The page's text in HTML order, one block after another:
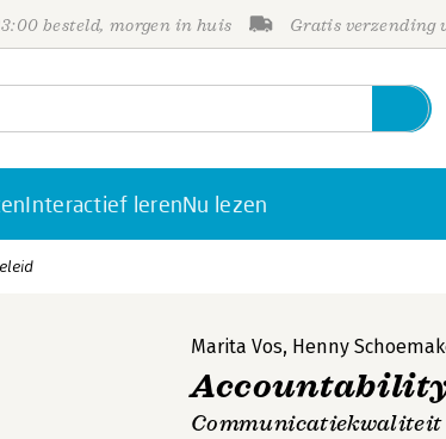
besteld, morgen in huis Gratis verzending
Interactief lerenNu lezen
Marita Vos, Henny
Communicatiekwaliteit